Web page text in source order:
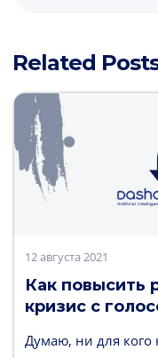
Related
12 августа 2021
Как повысить
кризис с
Думаю, ни для кого